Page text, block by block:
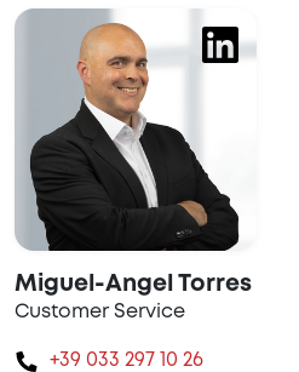
Miguel-Angel Torres
Customer Service
+39 033 297 10 26